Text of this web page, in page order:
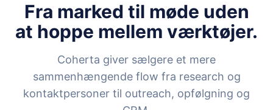
Fra marked til møde uden
at hoppe mellem værktøjer.
Coherta giver sælgere et mere
sammenhængende flow fra research og
kontaktpersoner til outreach, opfølgning og